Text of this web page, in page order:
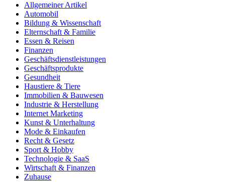
Allgemeiner Artikel
Automobil
Bildung & Wissenschaft
Elternschaft & Familie
Essen & Reisen
Finanzen
Geschäftsdienstleistungen
Geschäftsprodukte
Gesundheit
Haustiere & Tiere
Immobilien & Bauwesen
Industrie & Herstellung
Internet Marketing
Kunst & Unterhaltung
Mode & Einkaufen
Recht & Gesetz
Sport & Hobby
Technologie & SaaS
Wirtschaft & Finanzen
Zuhause